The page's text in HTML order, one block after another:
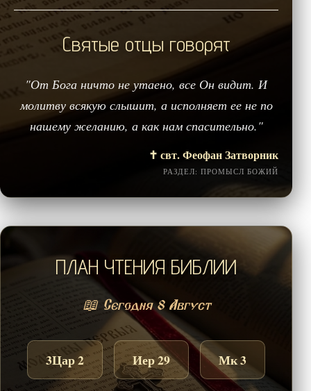
Святые отцы говорят
"От Бога ничто не утаено, все Он видит. И
молитву всякую слышит, а исполняет ее не по
нашему желанию, а как нам спасительно."
✝️ свт. Феофан Затворник
РАЗДЕЛ: ПРОМЫСЛ БОЖИЙ
ПЛАН ЧТЕНИЯ БИБЛИИ
📖 Сегодня 8 Август
3Цар 2 Иер 29 Мк 3